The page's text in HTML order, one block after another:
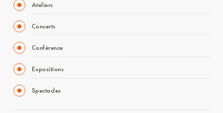
Ateliers
Concerts
Conférence
Expositions
Spectacles